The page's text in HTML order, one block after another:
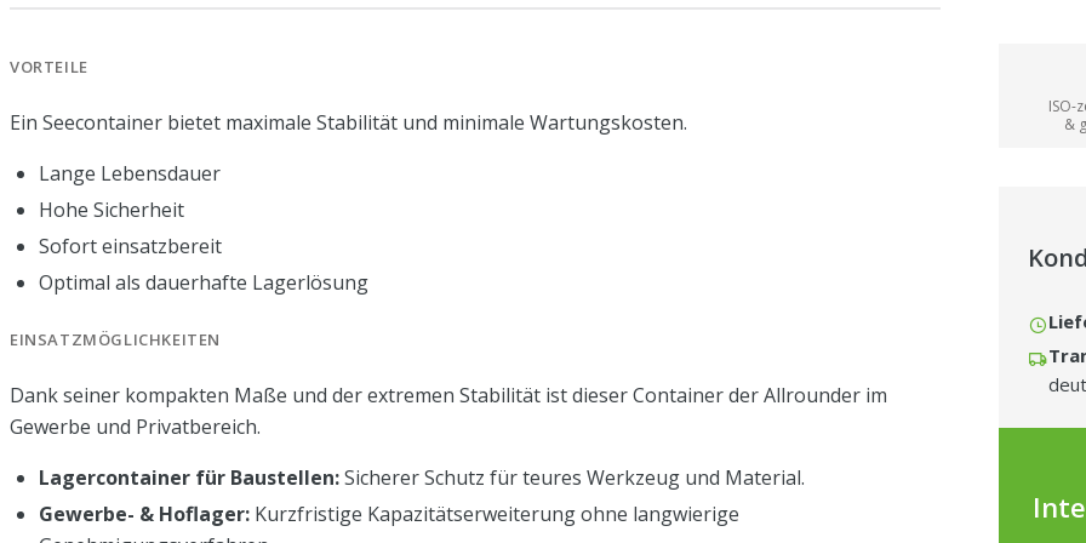
VORTEILE
Ein Seecontainer bietet maximale Stabilität und minimale Wartungskosten.
Lange Lebensdauer
Hohe Sicherheit
Sofort einsatzbereit
Optimal als dauerhafte Lagerlösung
EINSATZMÖGLICHKEITEN
Dank seiner kompakten Maße und der extremen Stabilität ist dieser Container der Allrounder im
Gewerbe und Privatbereich.
Lagercontainer für Baustellen:Sicherer Schutz für teures Werkzeug und Material.
Gewerbe- & Hoflager: Kurzfristige Kapazitätserweiterung ohne langwierige
ISO-
&